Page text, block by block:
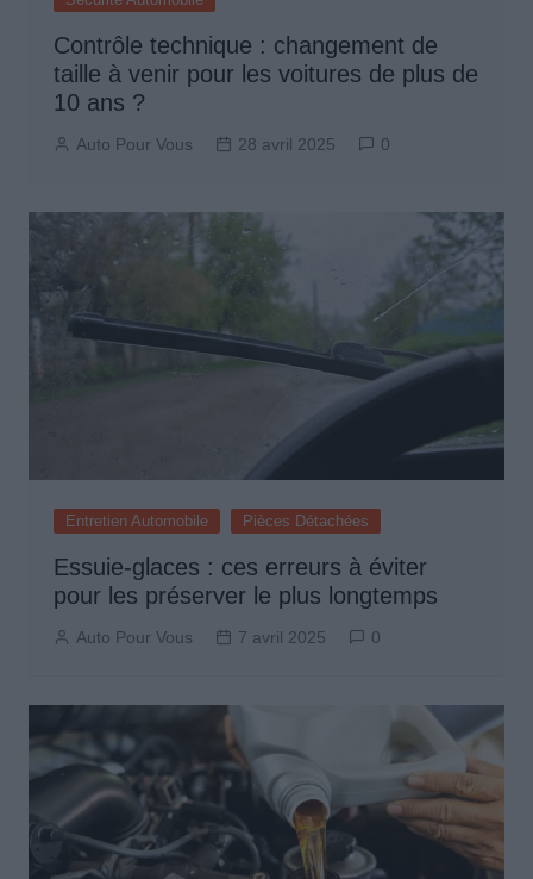
Contrôle technique : changement de
taille à venir pour les voitures de plus de
10 ans ?
Auto Pour Vous 28 avril 2025 0
Entretien Automobile Pièces Détachées
Essuie-glaces : ces erreurs à éviter
pour les préserver le plus longtemps
Auto Pour Vous 7 avril 2025 0